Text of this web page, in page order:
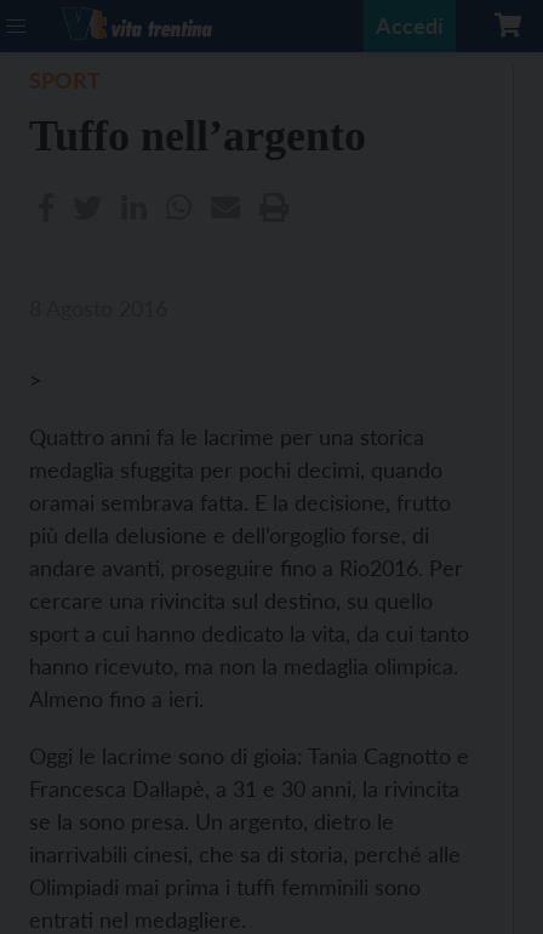
Accedi
Tuffo nell’argento
>
Quattro anni fa le lacrime per una storica
medaglia sfuggita per pochi decimi, quando
oramai sembrava fatta. E la decisione, frutto
più della delusione e dell’orgoglio forse, di
andare avanti, proseguire fino a Rio2016. Per
cercare una rivincita sul destino, su quello
sport a cui hanno dedicato la vita, da cui tanto
hanno ricevuto, ma non la medaglia olimpica.
Almeno fino a ieri.
Oggi le lacrime sono di gioia: Tania Cagnotto e
Francesca Dallapè, a 31 e 30 anni, la rivincita
se la sono presa. Un argento, dietro le
inarrivabili cinesi, che sa di storia, perché alle
Olimpiadi mai prima i tuffi femminili sono
entrati nel medagliere.